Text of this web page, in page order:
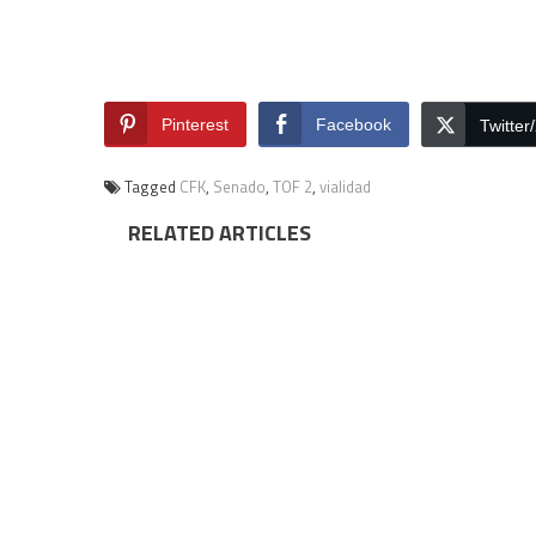
Pinterest Facebook
Tagged CFK, Senado, TOF 2, vialidad
RELATED ARTICLES